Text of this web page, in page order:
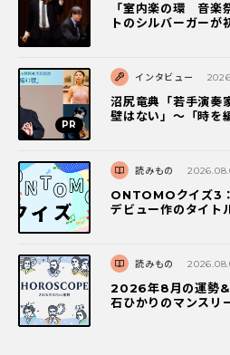
「室内楽の環 音楽
トのシルバーガーが
インタビュー
沼尻竜典「若手演奏
壁はない」～「時を
読みもの
ONTOMOクイズ3
デビュー作のタイト
読みもの
2026年8月の運勢&
石ひかりのマンスリ